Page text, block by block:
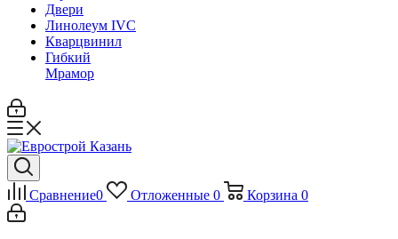
Двери
Линолеум IVC
Кварцвинил
Гибкий
Мрамор
Сравнение0 Отложенные 0 Корзина 0